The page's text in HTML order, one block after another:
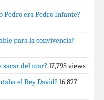
Pedro era Pedro Infante?
para la convivencia?
sacar del mar? 17,795 views
el Rey David? 16,827